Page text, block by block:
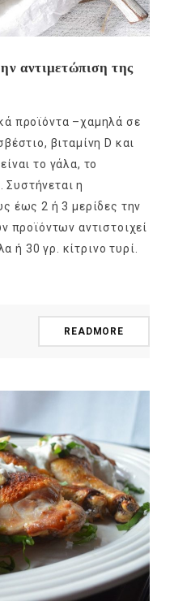
αντιμετώπιση της
προϊόντα –χαμηλά σε
βιταμίνη D και
το γάλα, το
Συστήνεται η
έως 2 ή 3 μερίδες την
προϊόντων αντιστοιχεί
ή 30 γρ. κίτρινο τυρί.
READMORE